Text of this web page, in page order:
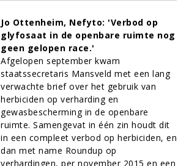
Jo Ottenheim, Nefyto: 'Verbod op
glyfosaat in de openbare ruimte nog
geen gelopen race.'
Afgelopen september kwam
staatssecretaris Mansveld met een lang
verwachte brief over het gebruik van
herbiciden op verharding en
gewasbescherming in de openbare
ruimte. Samengevat in één zin houdt dit
in een compleet verbod op herbiciden, en
dan met name Roundup op
verhardingen, per november 2015 en een